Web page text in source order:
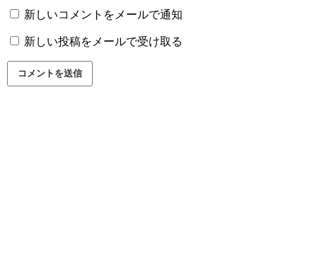
新しいコメントをメールで通知
新しい投稿をメールで受け取る